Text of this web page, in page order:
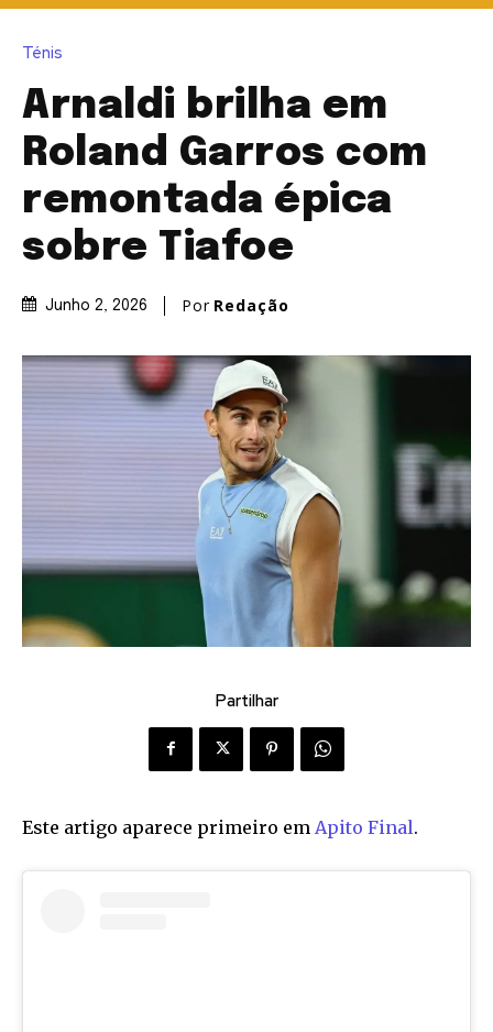
Ténis
Arnaldi brilha em
Roland Garros com
remontada épica
sobre Tiafoe
Junho 2, 2026 Por Redação
Partilhar
Este artigo aparece primeiro em Apito Final.